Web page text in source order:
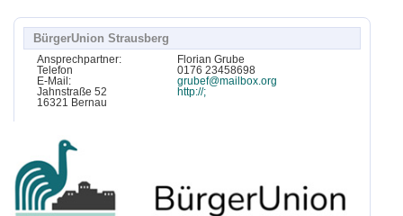
BürgerUnion Strausberg
Ansprechpartner:
Florian Grube
Telefon
0176 23458698
E-Mail:
grubef@mailbox.org
Jahnstraße 52
16321 Bernau
http://;